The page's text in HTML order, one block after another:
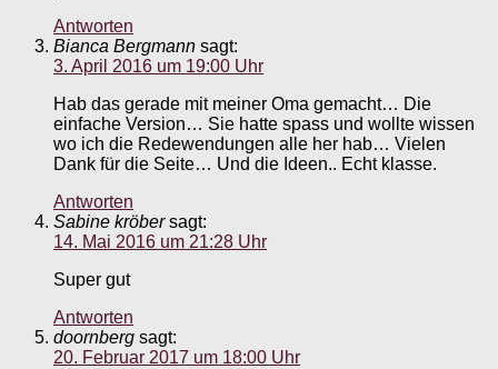
Antworten
Bianca Bergmann sagt:
3. April 2016 um 19:00 Uhr
Hab das gerade mit meiner Oma gemacht… Die
einfache Version… Sie hatte spass und wollte wissen
wo ich die Redewendungen alle her hab… Vielen
Dank für die Seite… Und die Ideen.. Echt klasse.
Antworten
Sabine kröber sagt:
14. Mai 2016 um 21:28 Uhr
Super gut
Antworten
doornberg sagt:
20. Februar 2017 um 18:00 Uhr